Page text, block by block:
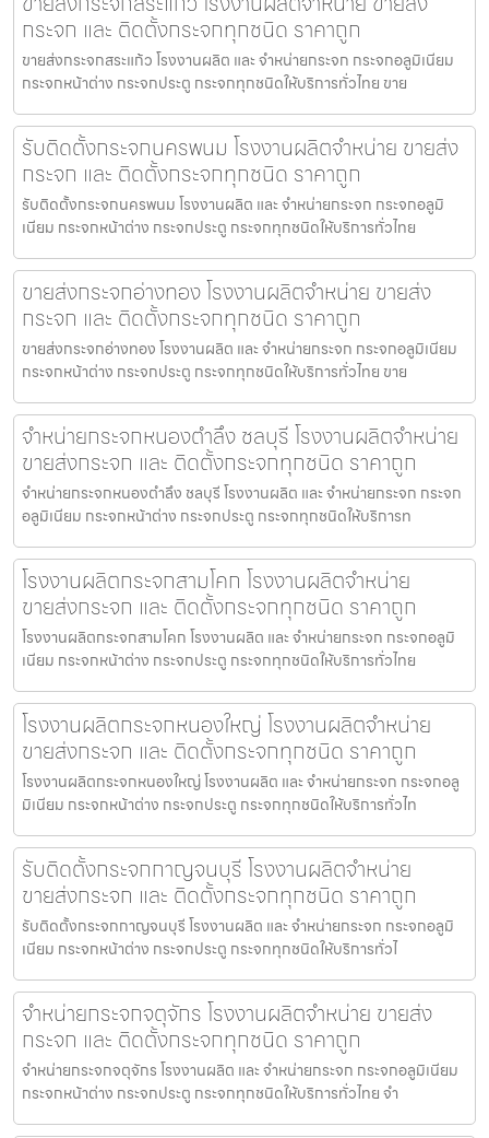
กระจก และ ติดตั้งกระจกทุกชนิด ราคาถูก
ขายส่งกระจกสระแก้ว โรงงานผลิต และ จำหน่ายกระจก กระจกอลูมิเนียม
กระจกหน้าต่าง กระจกประตู กระจกทุกชนิดให้บริการทั่วไทย ขาย
รับติดตั้งกระจกนครพนม โรงงานผลิตจำหน่าย ขายส่ง
กระจก และ ติดตั้งกระจกทุกชนิด ราคาถูก
รับติดตั้งกระจกนครพนม โรงงานผลิต และ จำหน่ายกระจก กระจกอลูมิ
เนียม กระจกหน้าต่าง กระจกประตู กระจกทุกชนิดให้บริการทั่วไทย
ขายส่งกระจกอ่างทอง โรงงานผลิตจำหน่าย ขายส่ง
กระจก และ ติดตั้งกระจกทุกชนิด ราคาถูก
ขายส่งกระจกอ่างทอง โรงงานผลิต และ จำหน่ายกระจก กระจกอลูมิเนียม
กระจกหน้าต่าง กระจกประตู กระจกทุกชนิดให้บริการทั่วไทย ขาย
จำหน่ายกระจกหนองตำลึง ชลบุรี โรงงานผลิตจำหน่าย
ขายส่งกระจก และ ติดตั้งกระจกทุกชนิด ราคาถูก
จำหน่ายกระจกหนองตำลึง ชลบุรี โรงงานผลิต และ จำหน่ายกระจก กระจก
อลูมิเนียม กระจกหน้าต่าง กระจกประตู กระจกทุกชนิดให้บริการท
โรงงานผลิตกระจกสามโคก โรงงานผลิตจำหน่าย
ขายส่งกระจก และ ติดตั้งกระจกทุกชนิด ราคาถูก
โรงงานผลิตกระจกสามโคก โรงงานผลิต และ จำหน่ายกระจก กระจกอลูมิ
เนียม กระจกหน้าต่าง กระจกประตู กระจกทุกชนิดให้บริการทั่วไทย
โรงงานผลิตกระจกหนองใหญ่ โรงงานผลิตจำหน่าย
ขายส่งกระจก และ ติดตั้งกระจกทุกชนิด ราคาถูก
โรงงานผลิตกระจกหนองใหญ่ โรงงานผลิต และ จำหน่ายกระจก กระจกอลู
มิเนียม กระจกหน้าต่าง กระจกประตู กระจกทุกชนิดให้บริการทั่วไท
รับติดตั้งกระจกกาญจนบุรี โรงงานผลิตจำหน่าย
ขายส่งกระจก และ ติดตั้งกระจกทุกชนิด ราคาถูก
รับติดตั้งกระจกกาญจนบุรี โรงงานผลิต และ จำหน่ายกระจก กระจกอลูมิ
เนียม กระจกหน้าต่าง กระจกประตู กระจกทุกชนิดให้บริการทั่วไ
จำหน่ายกระจกจตุจักร โรงงานผลิตจำหน่าย ขายส่ง
กระจก และ ติดตั้งกระจกทุกชนิด ราคาถูก
จำหน่ายกระจกจตุจักร โรงงานผลิต และ จำหน่ายกระจก กระจกอลูมิเนียม
กระจกหน้าต่าง กระจกประตู กระจกทุกชนิดให้บริการทั่วไทย จำ